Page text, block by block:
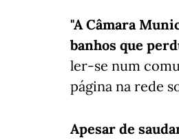
"A Câmara
banhos que
ler-se num
página na rede
Apesar de